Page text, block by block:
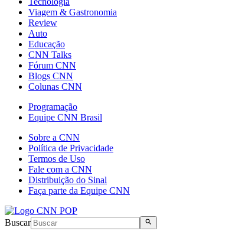
Viagem & Gastronomia
Review
Auto
Educação
CNN Talks
Fórum CNN
Blogs CNN
Colunas CNN
Programação
Equipe CNN Brasil
Sobre a CNN
Política de Privacidade
Termos de Uso
Fale com a CNN
Distribuição do Sinal
Faça parte da Equipe CNN
Buscar